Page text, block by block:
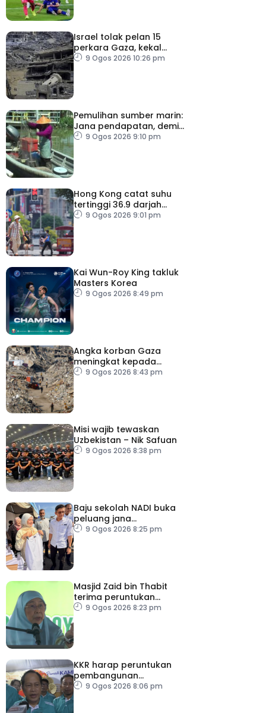
Israel tolak pelan 15
perkara Gaza, kekal
desak Hamas lucut
9 Ogos 2026 10:26 pm
Pemulihan sumber marin:
Jana pendapatan, demi
kelangsungan hidup
9 Ogos 2026 9:10 pm
Hong Kong catat suhu
tertinggi 36.9 darjah
celsius
9 Ogos 2026 9:01 pm
Kai Wun-Roy King takluk
Masters Korea
9 Ogos 2026 8:49 pm
Angka korban Gaza
meningkat kepada
73,386 orang
9 Ogos 2026 8:43 pm
Misi wajib tewaskan
Uzbekistan – Nik Safuan
9 Ogos 2026 8:38 pm
Baju sekolah NADI buka
peluang jana
pendapatan, bantu
9 Ogos 2026 8:25 pm
Masjid Zaid bin Thabit
terima peruntukan
RM100,000
9 Ogos 2026 8:23 pm
KKR harap peruntukan
pembangunan
ditingkatkan
9 Ogos 2026 8:06 pm